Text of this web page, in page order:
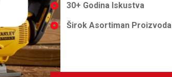
30+ Godina Iskustva
Širok Asortiman Proizvoda